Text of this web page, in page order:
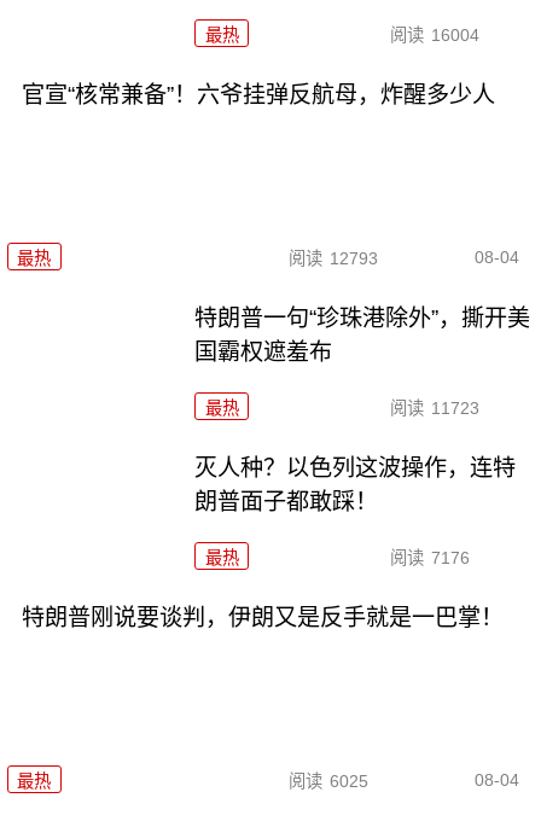
最热 阅读 16004
官宣“核常兼备”！六爷挂弹反航母，炸醒多少人
最热 阅读 12793 08-04
特朗普一句“珍珠港除外”，撕开美
国霸权遮羞布
最热 阅读 11723
灭人种？以色列这波操作，连特
朗普面子都敢踩！
最热 阅读 7176
特朗普刚说要谈判，伊朗又是反手就是一巴掌！
最热 阅读 6025 08-04